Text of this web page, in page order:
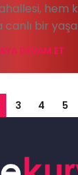
hem
bir
DEVAM ET
3 4 5